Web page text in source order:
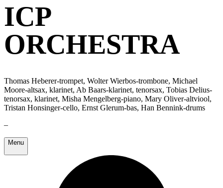
ICP
ORCHESTRA
Thomas Heberer-trompet, Wolter Wierbos-trombone, Michael
Moore-altsax, klarinet, Ab Baars-klarinet, tenorsax, Tobias Delius-
tenorsax, klarinet, Misha Mengelberg-piano, Mary Oliver-altviool,
Tristan Honsinger-cello, Ernst Glerum-bas, Han Bennink-drums
–
Menu